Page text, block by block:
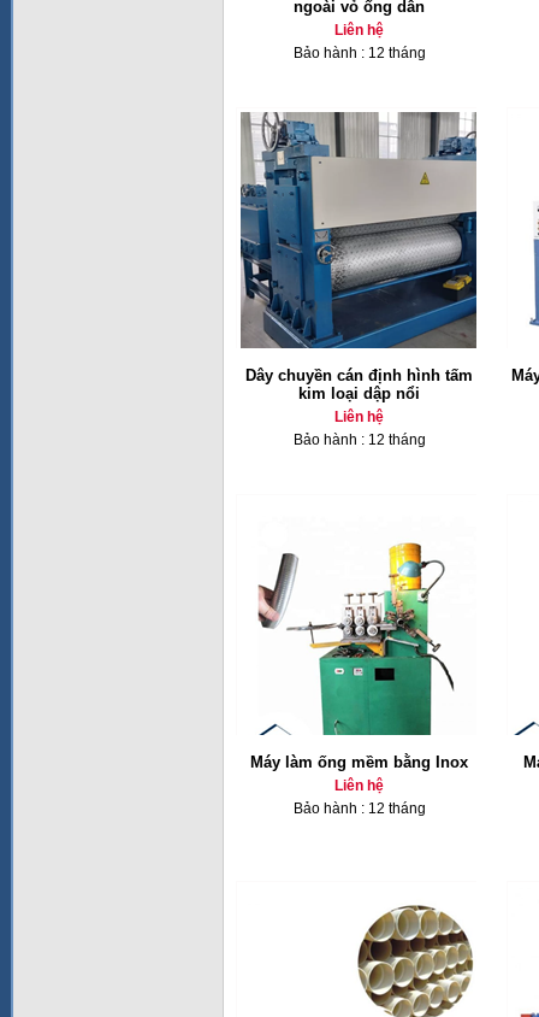
ngoài vỏ ống dẫn
Liên hệ
Bảo hành : 12 tháng
Dây chuyền cán định hình tấm
kim loại dập nổi
Liên hệ
Bảo hành : 12 tháng
Máy làm ống mềm bằng Inox
Liên hệ
Bảo hành : 12 tháng